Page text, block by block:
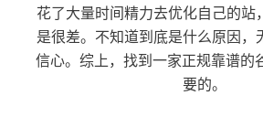
花了大量时间精力去优化自己的站
是很差。不知道到底是什么原因，
信心。综上，找到一家正规靠谱的
要的。